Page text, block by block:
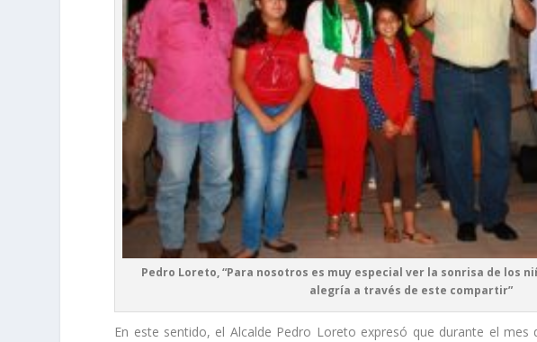
Pedro Loreto, “Para nosotros es muy especial ver la sonrisa de los
alegría a través de este compartir”
En este sentido, el Alcalde Pedro Loreto expresó que durante el